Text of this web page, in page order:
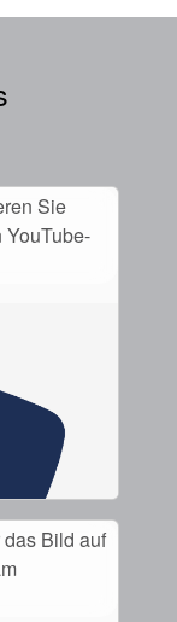
Sie
YouTube-
Bild auf